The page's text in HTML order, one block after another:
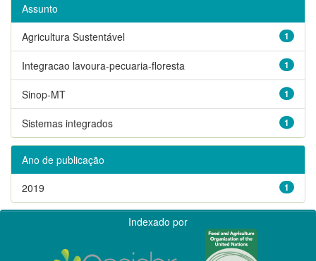
Assunto
1
Agricultura Sustentável
1
Integracao lavoura-pecuaria-floresta
1
Sinop-MT
1
Sistemas integrados
Ano de publicação
1
2019
Indexado por